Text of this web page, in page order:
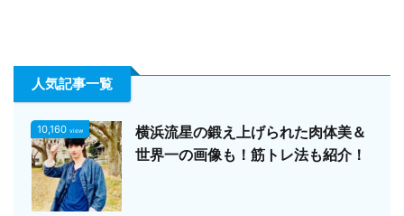
人気記事一覧
10,160 view
横浜流星の鍛え上げられた肉体美＆
世界一の画像も！筋トレ法も紹介！